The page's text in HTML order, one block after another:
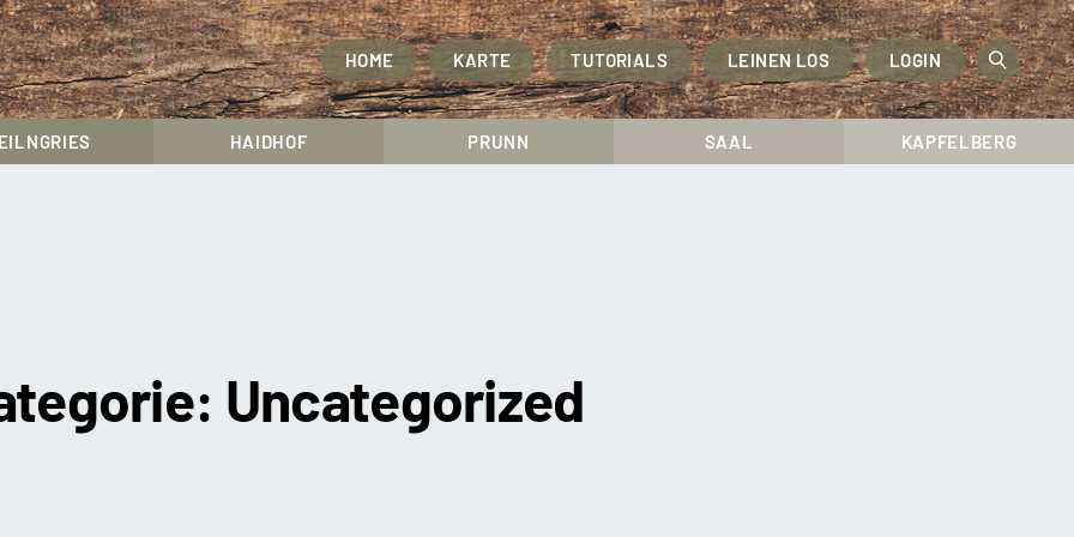
HOME KARTE TUTORIALS LEINEN LOS LOGIN
OPEN
HAIDHOF PRUNN SAAL KAPFELBERG
Uncategorized